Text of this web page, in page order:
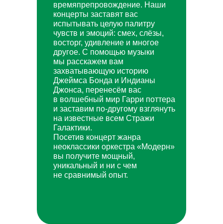
времяпрепровождение. Наши
концерты заставят вас
испытывать целую палитру
чувств и эмоций: смех, слёзы,
восторг, удивление и многое
другое. С помощью музыки
мы расскажем вам
захватывающую историю
Джеймса Бонда и Индианы
Джонса, перенесём вас
в волшебный мир Гарри поттера
и заставим по-другому взглянуть
на известные всем Стражи
Галактики.
Посетив концерт жанра
неоклассики оркестра «Модерн»
вы получите мощный,
уникальный и ни с чем
не сравнимый опыт.